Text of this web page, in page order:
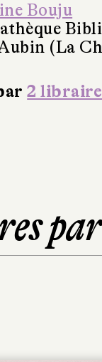
Bouju
(La
2